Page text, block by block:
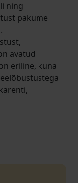
ning
pakume
avatud
eriline, kuna